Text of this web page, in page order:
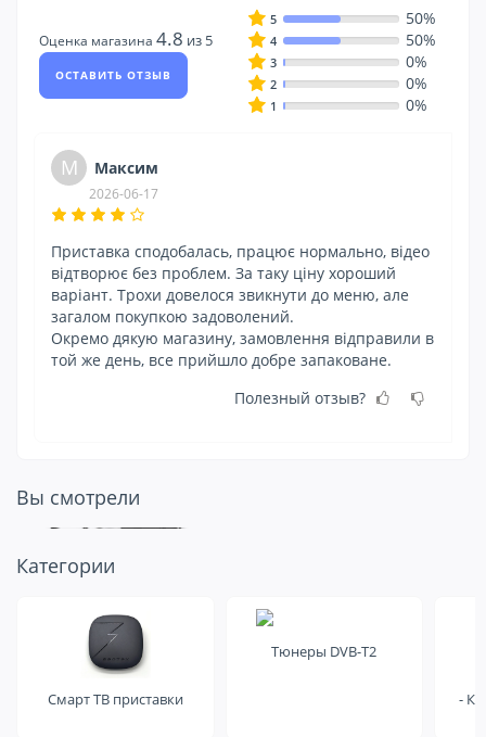
Оценка магазина 4.8 из 5
ОСТАВИТЬ ОТЗЫВ
5 50%
4 50%
3 0%
2 0%
1 0%
М Максим
2026-06-17
Приставка сподобалась, працює нормально, відео
відтворює без проблем. За таку ціну хороший
варіант. Трохи довелося звикнути до меню, але
загалом покупкою задоволений.
Окремо дякую магазину, замовлення відправили в
той же день, все прийшло добре запаковане.
Полезный отзыв?
Вы смотрели
Посмотрите
еще на это
Категории
Смарт ТВ приставки
Тюнеры DVB-T2
-